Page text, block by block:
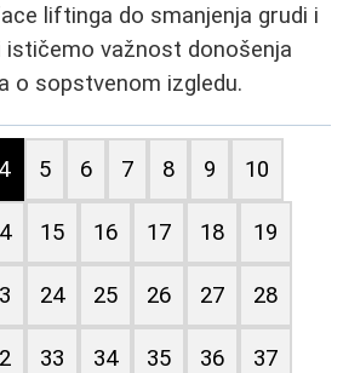
liftinga do smanjenja grudi i
ističemo važnost donošenja
o sopstvenom izgledu.
4 5 6 7 8 9 10
15 16 17 18 19
24 25 26 27 28
33 34 35 36 37